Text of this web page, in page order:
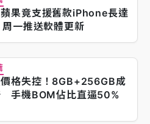
果竟支援舊款iPhone長達
一推送軟體更新
格失控！8GB+256GB成
手機BOM佔比直逼50%